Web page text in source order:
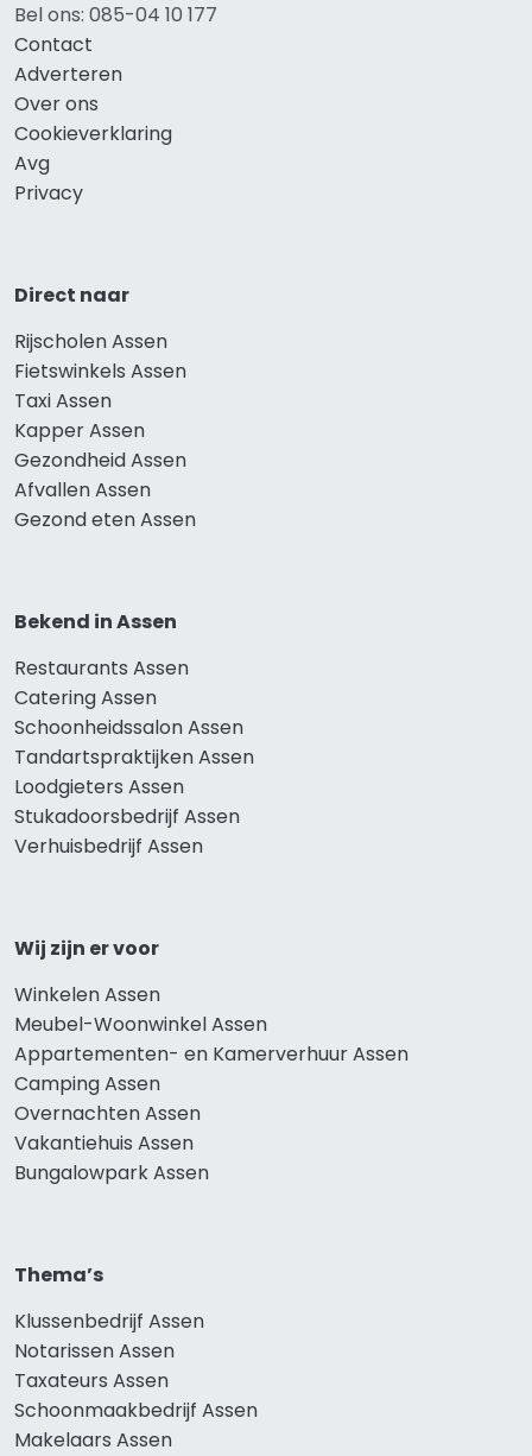
Bel ons: 085-04 10 177
Contact
Adverteren
Over ons
Cookieverklaring
Avg
Privacy
Direct naar
Rijscholen Assen
Fietswinkels Assen
Taxi Assen
Kapper Assen
Gezondheid Assen
Afvallen Assen
Gezond eten Assen
Bekend in Assen
Restaurants Assen
Catering Assen
Schoonheidssalon Assen
Tandartspraktijken Assen
Loodgieters Assen
Stukadoorsbedrijf Assen
Verhuisbedrijf Assen
Wij zijn er voor
Winkelen Assen
Meubel-Woonwinkel Assen
Appartementen- en Kamerverhuur Assen
Camping Assen
Overnachten Assen
Vakantiehuis Assen
Bungalowpark Assen
Thema’s
Klussenbedrijf Assen
Notarissen Assen
Taxateurs Assen
Schoonmaakbedrijf Assen
Makelaars Assen